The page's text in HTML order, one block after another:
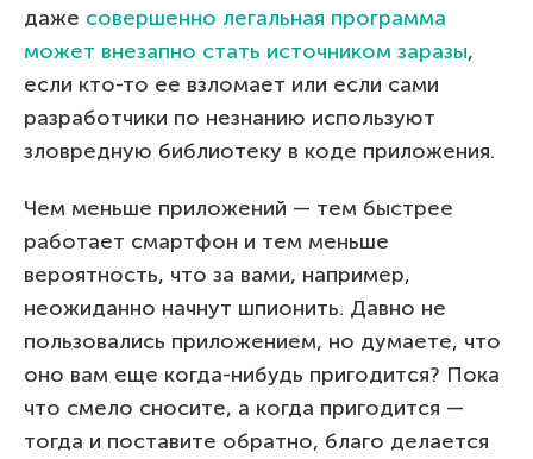
даже совершенно легальная программа
может внезапно стать источником заразы,
если кто-то ее взломает или если сами
разработчики по незнанию используют
зловредную библиотеку в коде приложения.
Чем меньше приложений — тем быстрее
работает смартфон и тем меньше
вероятность, что за вами, например,
неожиданно начнут шпионить. Давно не
пользовались приложением, но думаете, что
оно вам еще когда-нибудь пригодится? Пока
что смело сносите, а когда пригодится —
тогда и поставите обратно, благо делается